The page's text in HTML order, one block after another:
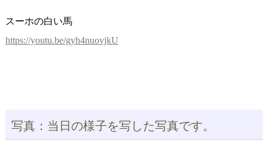
スーホの白い馬
https://youtu.be/gyh4nuovjkU
写真：当日の様子を写した写真です。